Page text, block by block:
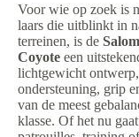
Voor wie op zoek is
laars die uitblinkt in
terreinen, is de
Coyote een
lichtgewicht
ondersteuning, grip
van de meest
klasse. Of het nu